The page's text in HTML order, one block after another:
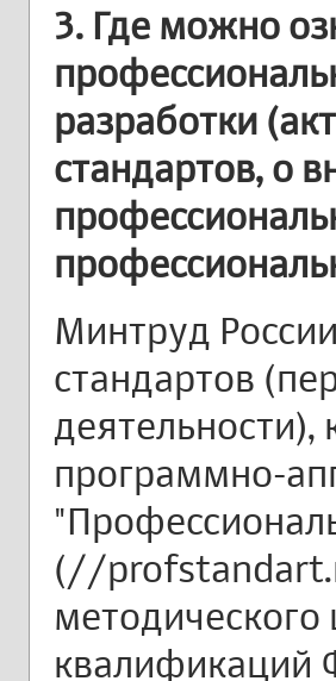
3. Где можно
разработки
стандартов, о
Минтруд
стандартов
программно-
(//
квалификаций